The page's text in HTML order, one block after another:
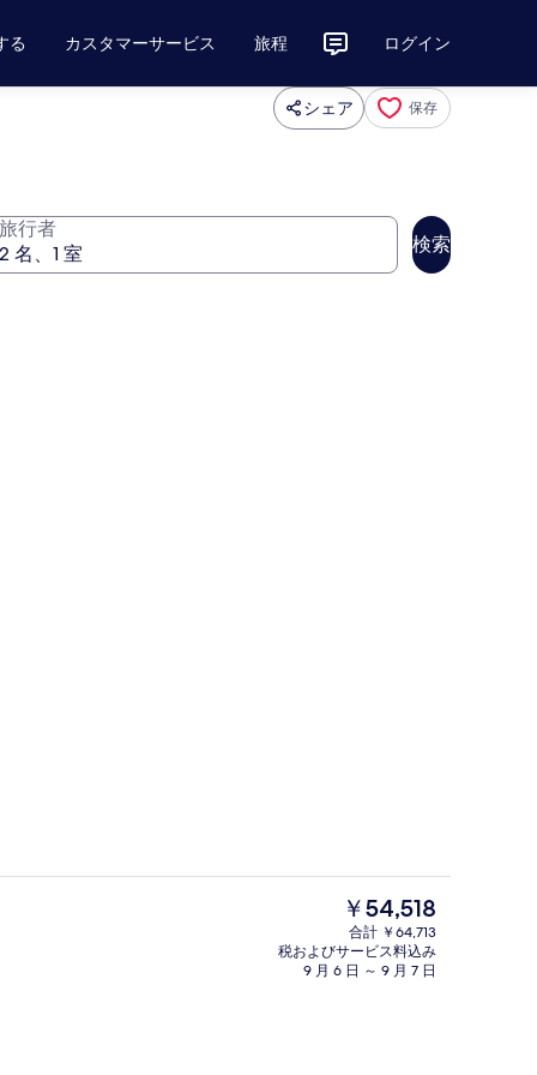
る カスタマーサービス 旅程 ログイン
シェア 保存
行者
検索
レストラン
現
在
の
料
￥54,518
合計 ￥64,713
税およびサービス料込み
9 月 6 日 ～ 9 月 7 日